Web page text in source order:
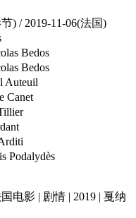
) / 2019-11-06(法国)
Bedos
Bedos
影 | 剧情 | 2019 | 戛纳